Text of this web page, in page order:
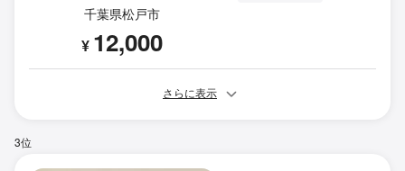
千葉県松戸市
¥ 12,000
さらに表示
3位